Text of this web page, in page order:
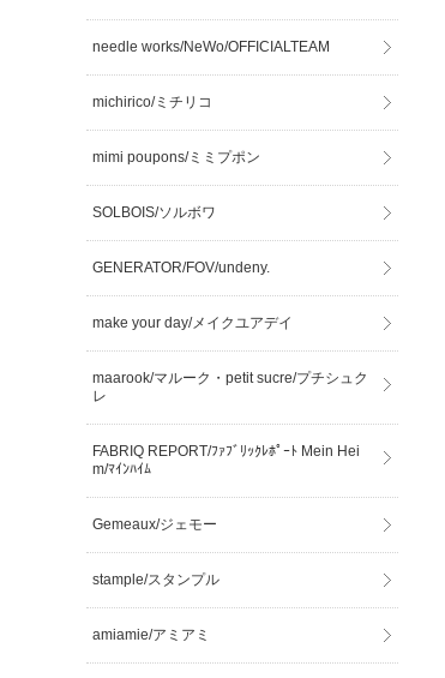
needle works/NeWo/OFFICIALTEAM
michirico/ミチリコ
mimi poupons/ミミプポン
SOLBOIS/ソルボワ
GENERATOR/FOV/undeny.
make your day/メイクユアデイ
maarook/マルーク・petit sucre/プチシュク
レ
FABRIQ REPORT/ﾌｧﾌﾞﾘｯｸﾚﾎﾟｰﾄ Mein Hei
m/ﾏｲﾝﾊｲﾑ
Gemeaux/ジェモー
stample/スタンプル
amiamie/アミアミ